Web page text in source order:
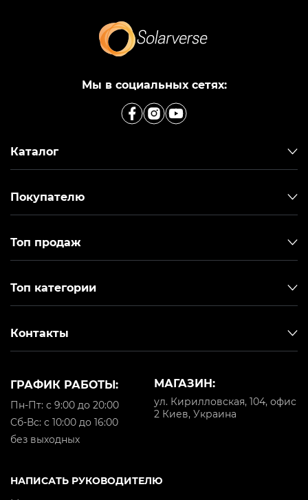
Мы в социальных сетях:
Каталог
Покупателю
Топ продаж
Топ категории
Контакты
МАГАЗИН:
ул. Кирилловская, 104, офис
2 Киев, Украина
ГРАФИК РАБОТЫ:
Пн-Пт: с 9:00 до 20:00
Cб-Вс: с 10:00 до 16:00
без выходных
НАПИСАТЬ РУКОВОДИТЕЛЮ